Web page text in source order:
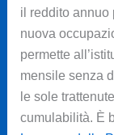
il reddito annuo
nuova
permette
mensile senza
le sole
cumulabilità. È